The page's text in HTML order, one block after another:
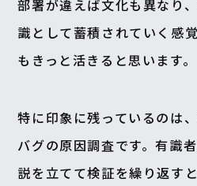
部署が違えば文化も異なり
識として蓄積されていく感
もきっと活きると思います。
特に印象に残っているのは
バグの原因調査です。有識
説を立てて検証を繰り返す